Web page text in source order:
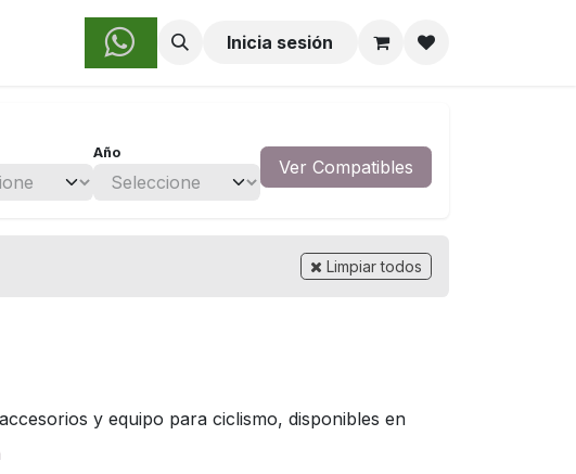
Sobre Nosotros Inicia sesión
Año
Ver Compatibles
Limpiar todos
y equipo para ciclismo, disponibles en